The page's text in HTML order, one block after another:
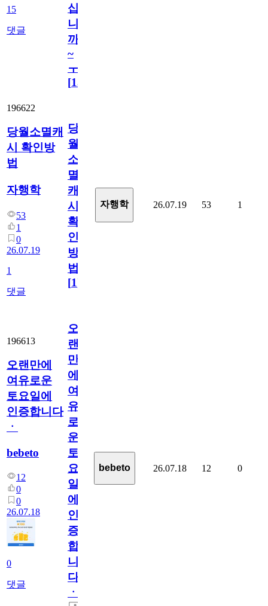
15
댓글
십
니
까
~
ㅜ
[15
196622
당월소멸캐
시 확인방
법
자행학
53
1
0
26.07.19
1
댓글
당
월
소
멸
캐
시
확
인
방
법
[1]
자행학 26.07.19 53 1
196613
오랜만에
여유로운
토요일에
인증합니다
ㆍ
bebeto
12
0
0
26.07.18
0
댓글
오
랜
만
에
여
유
로
운
토
요
일
에
인
증
합
니
다
ㆍ
bebeto 26.07.18 12 0